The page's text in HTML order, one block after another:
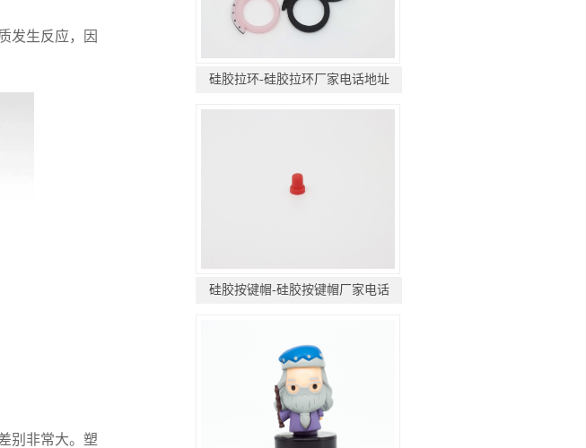
发生反应，因
别非常大。塑
硅胶拉环-硅胶拉环厂家电话地址
硅胶按键帽-硅胶按键帽厂家电话